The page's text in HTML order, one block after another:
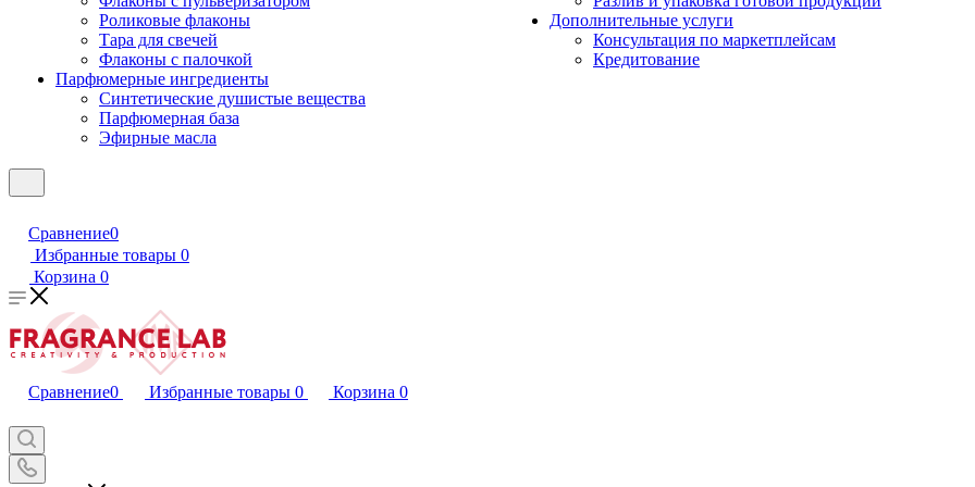
Роликовые флаконы
Тара для свечей
Флаконы с палочкой
Парфюмерные ингредиенты
Синтетические душистые вещества
Парфюмерная база
Эфирные масла
Дополнительные услуги
Консультация по маркетплейсам
Кредитование
Сравнение0
Избранные товары 0
Корзина 0
Сравнение0 Избранные товары 0 Корзина 0